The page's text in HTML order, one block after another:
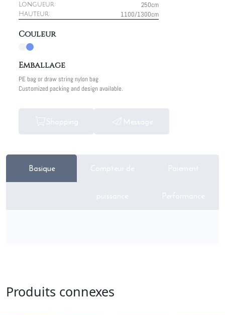
Longueur: 250cm
Hauteur: 1100/1300cm
Couleur
Emballage
PE bag or draw string nylon bag
Customized packing and design available.
Shopping Message
Basique Compteur de
puissance
Paiement
Performance
Produits connexes